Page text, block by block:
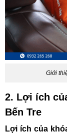
Giới
2. Lợi ích
Bến Tre
Lợi ích của